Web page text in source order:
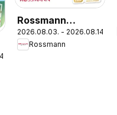
Rossmann
Szórólap
2026.08.03. - 2026.08.14.
Rossmann